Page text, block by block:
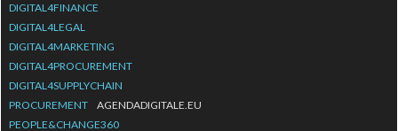
DIGITAL4FINANCE
DIGITAL4LEGAL
DIGITAL4MARKETING
DIGITAL4PROCUREMENT
DIGITAL4SUPPLYCHAIN
PROCUREMENT
AGENDADIGITALE.EU
PEOPLE&CHANGE360